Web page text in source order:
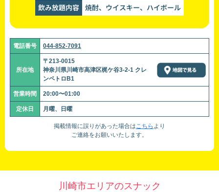
飲み放題内容 焼酎、ウイスキー、ハイボール
電話番号 044-852-7091
所在地
〒213-0015
神奈川県川崎市高津区梶ケ谷3-2-1 クレ
ンペトロB1
営業時間 20:00〜01:00
定休日 月曜、日曜
掲載情報に誤りがあった場合はこちら より
ご連絡をお願いいたします。
川崎市エリアのスナック